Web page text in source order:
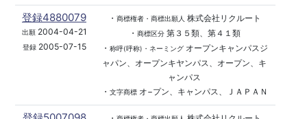
登録4880079
出願2004-04-21
登録2005-07-15
・ 商標権者・商標出願人 株式会社リクルート
・ 商標区分第３５類、第４１類
・ 称呼(呼称)・ネーミングオープンキャンパスジ
ャパン、オープンキヤンパス、オープン、キ
ャンパス
・ 文字商標オ−プン、キャンパス、ＪＡＰＡＮ